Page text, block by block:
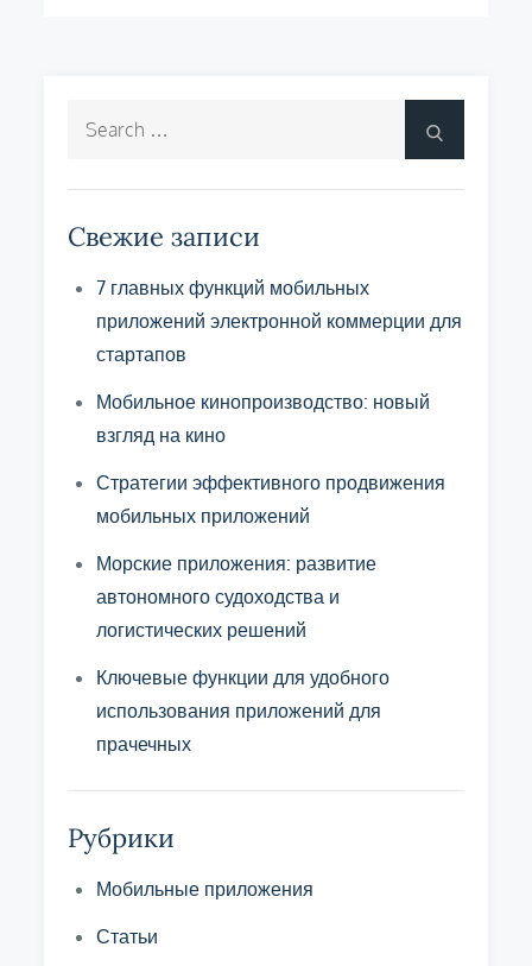
Свежие записи
7 главных функций мобильных
приложений электронной коммерции для
стартапов
Мобильное кинопроизводство: новый
взгляд на кино
Стратегии эффективного продвижения
мобильных приложений
Морские приложения: развитие
автономного судоходства и
логистических решений
Ключевые функции для удобного
использования приложений для
прачечных
Рубрики
Мобильные приложения
Статьи